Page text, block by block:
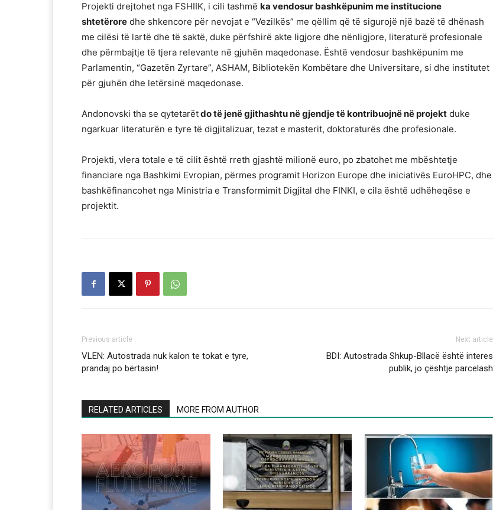
Projekti drejtohet nga FSHIIK, i cili tashmë ka vendosur bashkëpunim me institucione
shtetërore dhe shkencore për nevojat e “Vezilkës” me qëllim që të sigurojë një bazë të dhënash
me cilësi të lartë dhe të saktë, duke përfshirë akte ligjore dhe nënligjore, literaturë profesionale
dhe përmbajtje të tjera relevante në gjuhën maqedonase. Është vendosur bashkëpunim me
Parlamentin, “Gazetën Zyrtare”, ASHAM, Bibliotekën Kombëtare dhe Universitare, si dhe institutet
për gjuhën dhe letërsinë maqedonase.
Andonovski tha se qytetarëtdo të jenë gjithashtu në gjendje të kontribuojnë në projekt duke
ngarkuar literaturën e tyre të digjitalizuar, tezat e masterit, doktoraturës dhe profesionale.
Projekti, vlera totale e të cilit është rreth gjashtë milionë euro, po zbatohet me mbështetje
financiare nga Bashkimi Evropian, përmes programit Horizon Europe dhe iniciativës EuroHPC, dhe
bashkëfinancohet nga Ministria e Transformimit Digjital dhe FINKI, e cila është udhëheqëse e
projektit.
Previous article
VLEN: Autostrada nuk kalon te tokat e tyre,
prandaj po bërtasin!
Next article
BDI: Autostrada Shkup-Bllacë është interes
publik, jo çështje parcelash
RELATED ARTICLES MORE FROM AUTHOR